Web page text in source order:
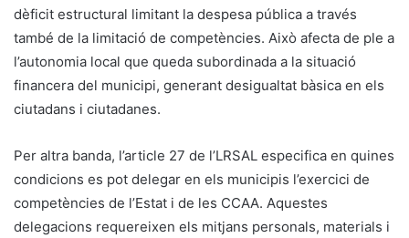
dèficit estructural limitant la despesa pública a través
també de la limitació de competències. Això afecta de ple a
l’autonomia local que queda subordinada a la situació
financera del municipi, generant desigualtat bàsica en els
ciutadans i ciutadanes.
Per altra banda, l’article 27 de l’LRSAL especifica en quines
condicions es pot delegar en els municipis l’exercici de
competències de l’Estat i de les CCAA. Aquestes
delegacions requereixen els mitjans personals, materials i